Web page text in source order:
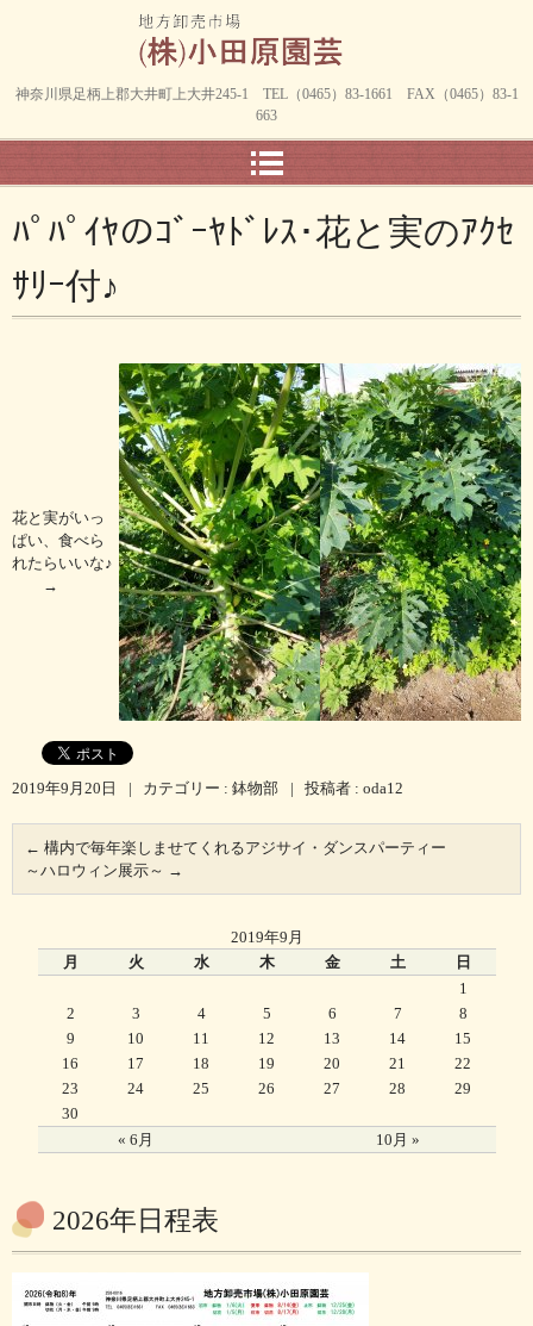
神奈川県足柄上郡大井町上大井245-1 TEL（0465）83-1661 FAX（0465）83-1
663
ﾊﾟﾊﾟｲﾔのｺﾞｰﾔﾄﾞﾚｽ･花と実のｱｸｾ
ｻﾘｰ付♪
花と実がいっ
ぱい、食べら
れたらいいな♪
→
2019年9月20日 | カテゴリー : 鉢物部 | 投稿者 : oda12
← 構内で毎年楽しませてくれるアジサイ・ダンスパーティー
～ハロウィン展示～ →
2019年9月
月
火 水 木 金 土 日
« 6月 10月 »
1
2
3 4 5 6 7
8
9
10 11 12 13 14
15
16
17 18 19 20 21
22
23
24 25 26 27 28
29
30
2026年日程表